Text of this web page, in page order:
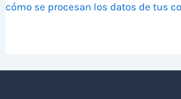
cómo se procesan los datos de tus